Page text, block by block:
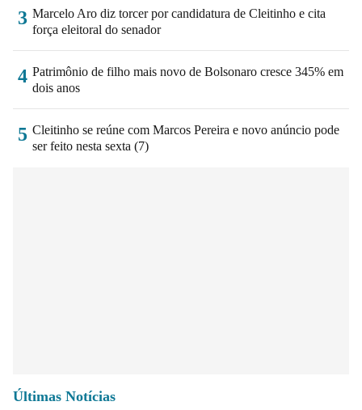
3 Marcelo Aro diz torcer por candidatura de Cleitinho e cita
força eleitoral do senador
4 Patrimônio de filho mais novo de Bolsonaro cresce 345% em
dois anos
5 Cleitinho se reúne com Marcos Pereira e novo anúncio pode
ser feito nesta sexta (7)
Últimas Notícias